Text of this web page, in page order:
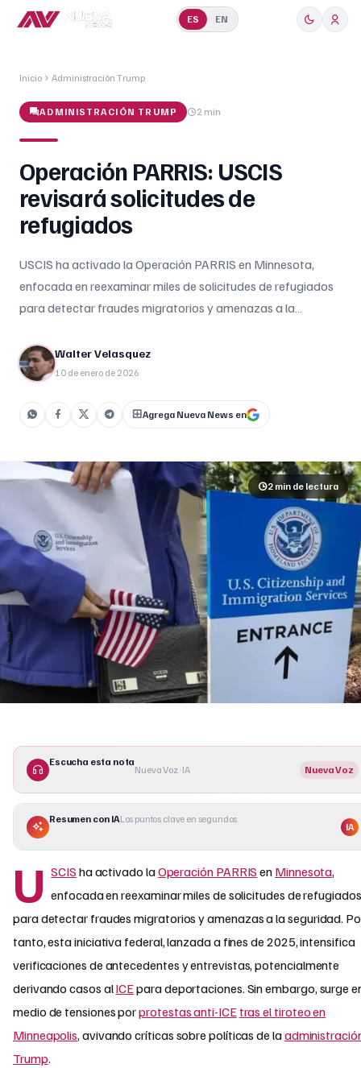
ES EN
Inicio Administración Trump
ADMINISTRACIÓN TRUMP 2 min
Operación PARRIS: USCIS
revisará solicitudes de
refugiados
USCIS ha activado la Operación PARRIS en Minnesota,
enfocada en reexaminar miles de solicitudes de refugiados
para detectar fraudes migratorios y amenazas a la
Walter Velasquez
10 de enero de 2026
Agrega Nueva News en
2 min de lectura
Escucha esta nota
Nueva Voz · IA Nueva Voz
Resumen con IALos puntos clave en segundos
IA
U SCIS ha activado laOperación PARRIS en Minnesota,
enfocada en reexaminar miles de solicitudes de refugiados
para detectar fraudes migratorios y amenazas a la seguridad.
tanto, esta iniciativa federal, lanzada a fines de 2025, intensifica
verificaciones de antecedentes y entrevistas, potencialmente
derivando casos alICEpara deportaciones. Sin embargo, surge
medio de tensiones porprotestas anti-ICE tras el tiroteo en
Minneapolis, avivando críticas sobre políticas de la
Trump.